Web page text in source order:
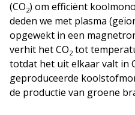
(CO2) om efficiënt
deden we met plasma
opgewekt in een
verhit het CO2 tot
totdat het uit elkaar valt in
geproduceerde
de productie van groene